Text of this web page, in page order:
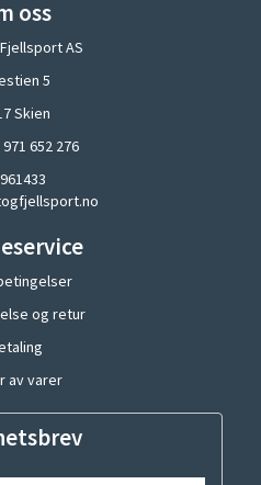
oss
AS
5
Skien
652 276
og retur
av varer